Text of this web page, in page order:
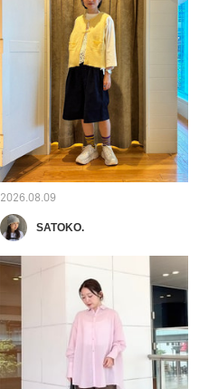
2026.08.09
SATOKO.